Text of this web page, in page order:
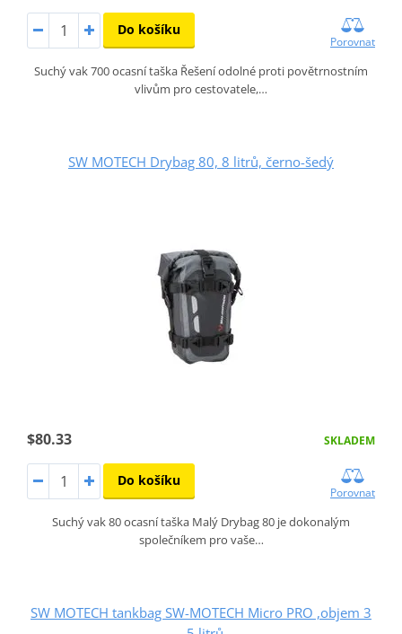
Do košíku
Porovnat
Suchý vak 700 ocasní taška Řešení odolné proti povětrnostním
vlivům pro cestovatele,…
SW MOTECH Drybag 80, 8 litrů, černo-šedý
$80.33 SKLADEM
Do košíku
Porovnat
Suchý vak 80 ocasní taška Malý Drybag 80 je dokonalým
společníkem pro vaše…
SW MOTECH tankbag SW-MOTECH Micro PRO ,objem 3